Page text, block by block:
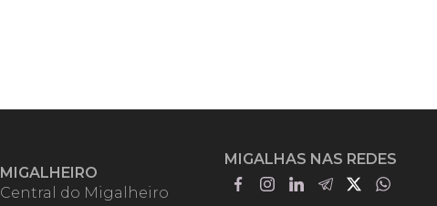
MIGALHEIRO
Central do Migalheiro
MIGALHAS NAS REDES